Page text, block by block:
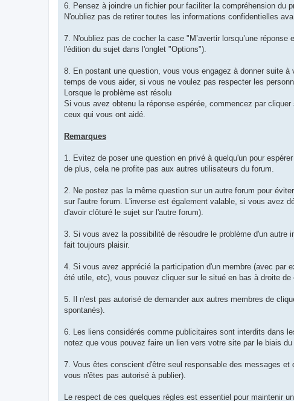
6. Pensez à joindre un fichier pour faciliter la compréhension du
N'oubliez pas de retirer toutes les informations confidentielles
7. N'oubliez pas de cocher la case "M’avertir lorsqu’une
l'édition du sujet dans l'onglet "Options").
8. En postant une question, vous vous engagez à donner suite
temps de vous aider, si vous ne voulez pas respecter les
Lorsque le problème est résolu
Si vous avez obtenu la réponse espérée, commencez par
ceux qui vous ont aidé.
Remarques
1. Evitez de poser une question en privé à quelqu'un pour
de plus, cela ne profite pas aux autres utilisateurs du forum.
2. Ne postez pas la même question sur un autre forum pour
sur l'autre forum. L'inverse est également valable, si vous avez
d'avoir clôturé le sujet sur l'autre forum).
3. Si vous avez la possibilité de résoudre le problème d'un
fait toujours plaisir.
4. Si vous avez apprécié la participation d'un membre (avec par
été utile, etc), vous pouvez cliquer sur le situé en bas à droite
5. Il n'est pas autorisé de demander aux autres membres de
spontanés).
6. Les liens considérés comme publicitaires sont interdits dans
notez que vous pouvez faire un lien vers votre site par le biais
7. Vous êtes conscient d'être seul responsable des messages
vous n'êtes pas autorisé à publier).
Le respect de ces quelques règles est essentiel pour maintenir